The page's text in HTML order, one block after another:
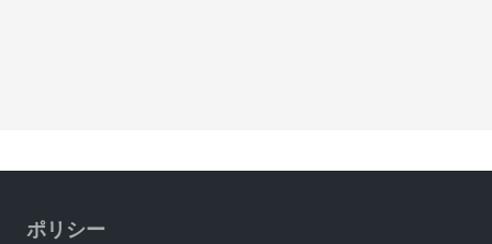
ポリシー